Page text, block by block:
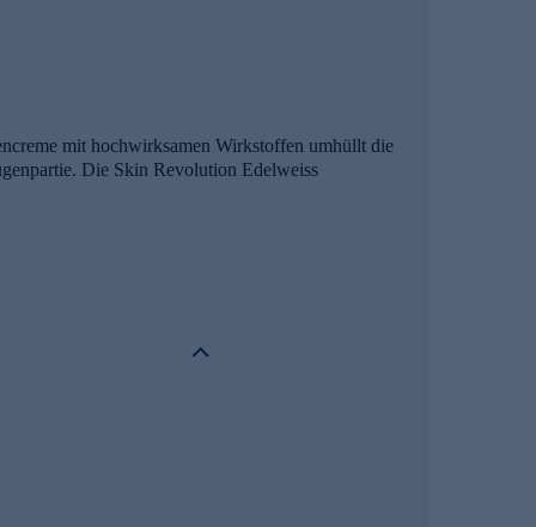
mit hochwirksamen Wirkstoffen umhüllt die
Die Skin Revolution Edelweiss